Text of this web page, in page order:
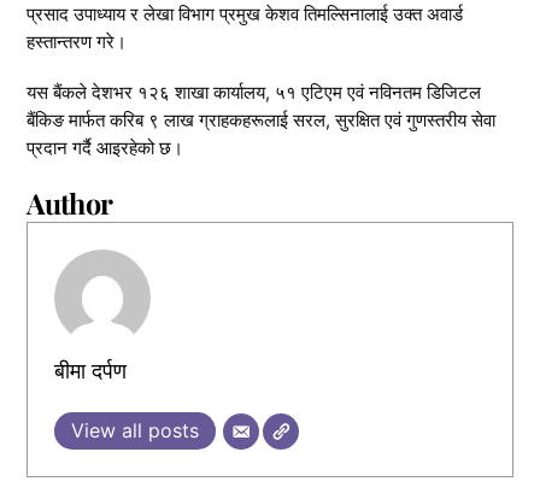
प्रसाद उपाध्याय र लेखा विभाग प्रमुख केशव तिमल्सिनालाई उक्त अवार्ड
हस्तान्तरण गरे।
यस बैंकले देशभर १२६ शाखा कार्यालय, ५१ एटिएम एवं नविनतम डिजिटल
बैंकिङ मार्फत करिब ९ लाख ग्राहकहरूलाई सरल, सुरक्षित एवं गुणस्तरीय सेवा
प्रदान गर्दै आइरहेको छ।
Author
बीमा दर्पण
View all posts